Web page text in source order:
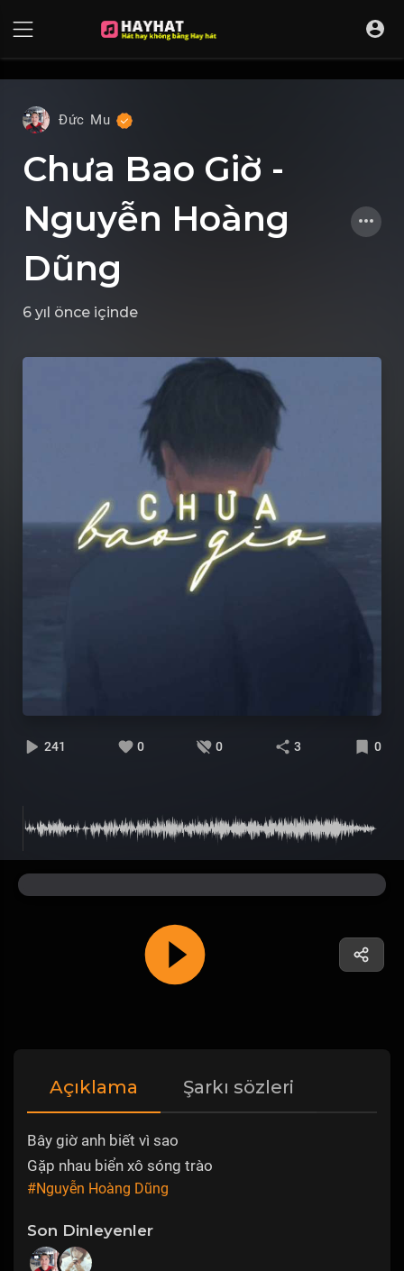
Đức Mu
Chưa Bao Giờ -
Nguyễn Hoàng
Dũng
6 yıl önce içinde
241 0 0 3 0
Açıklama Şarkı sözleri
Bây giờ anh biết vì sao
Gặp nhau biển xô sóng trào
#Nguyễn Hoàng Dũng
Son Dinleyenler